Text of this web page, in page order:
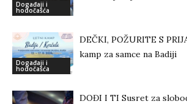
Događaji i
hodočašća
Događaji i
hodočašća
DEČKI, POŽURITE S
kamp za samce na Badiji
DOĐI I TI Susret za